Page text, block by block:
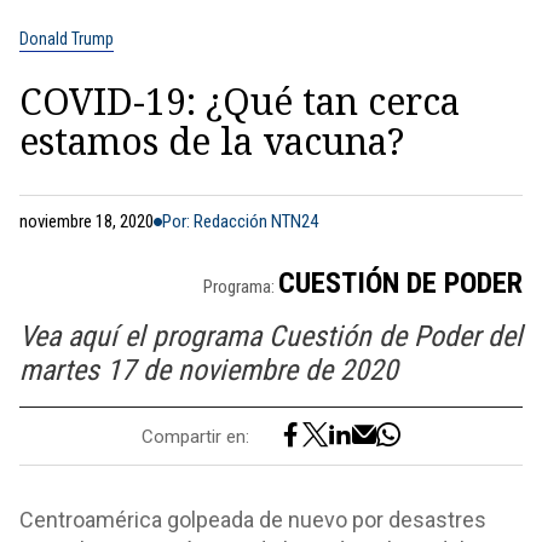
Donald Trump
COVID-19: ¿Qué tan cerca
estamos de la vacuna?
noviembre 18, 2020 Por: Redacción NTN24
Programa: CUESTIÓN DE PODER
Vea aquí el programa Cuestión de Poder del
martes 17 de noviembre de 2020
Compartir en:
Centroamérica golpeada de nuevo por desastres